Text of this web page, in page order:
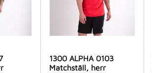
1300 ALPHA 0103
Matchställ, herr